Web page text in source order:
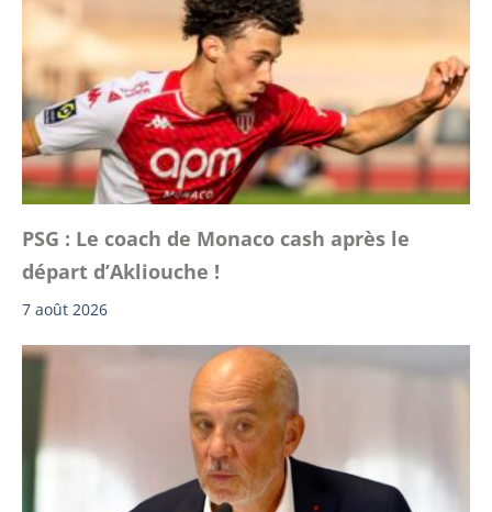
PSG : Le coach de Monaco cash après le
départ d’Akliouche !
7 août 2026